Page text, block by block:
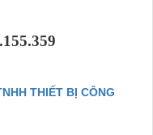
THIẾT BỊ CÔNG